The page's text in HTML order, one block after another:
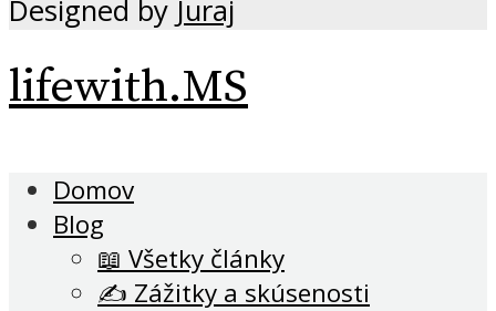
Designed by Juraj
lifewith.MS
Domov
Blog
📖 Všetky články
✍️ Zážitky a skúsenosti